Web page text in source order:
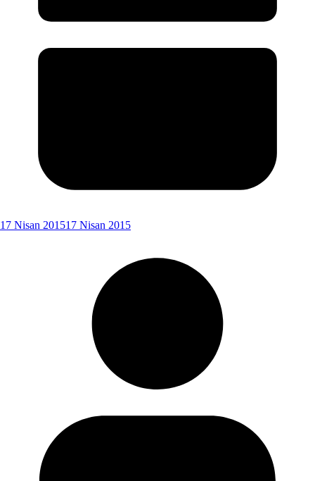
17 Nisan 201517 Nisan 2015